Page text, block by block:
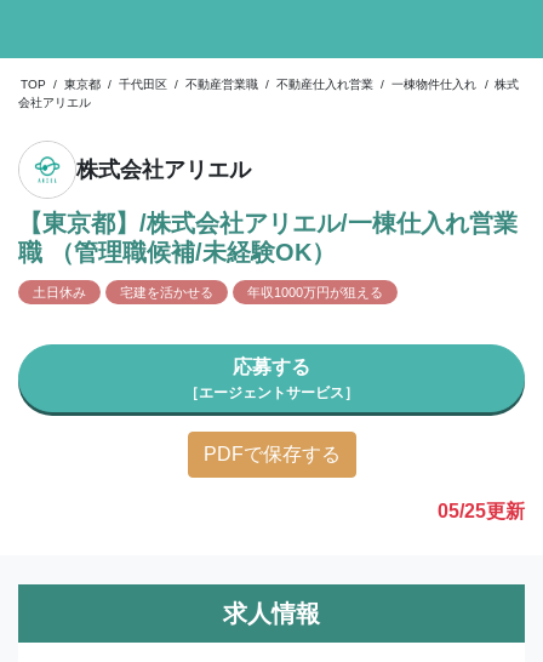
TOP / 東京都 / 千代田区 / 不動産営業職 / 不動産仕入れ営業 / 一棟物件仕入れ / 株式
会社アリエル
株式会社アリエル
【東京都】/株式会社アリエル/一棟仕入れ営業
職 （管理職候補/未経験OK）
土日休み 宅建を活かせる 年収1000万円が狙える
応募する
［エージェントサービス］
PDFで保存する
05/25更新
求人情報